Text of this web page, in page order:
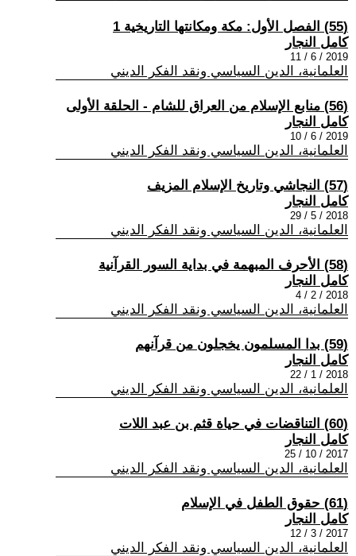
(55) الفصل الأول: مكة ومكانتها التاريخية 1
كامل النجار
2019 / 6 / 11
العلمانية، الدين السياسي ونقد الفكر الديني
(56) منابع الإسلام من العراق للشام - الحلقة الأولى
كامل النجار
2019 / 6 / 10
العلمانية، الدين السياسي ونقد الفكر الديني
(57) النجاشي وتاريخ الإسلام المزيف
كامل النجار
2018 / 5 / 29
العلمانية، الدين السياسي ونقد الفكر الديني
(58) الأحرف المبهمة في بداية السور القرآنية
كامل النجار
2018 / 2 / 4
العلمانية، الدين السياسي ونقد الفكر الديني
(59) بدا المسلمون يخجلون من قرآنهم
كامل النجار
2018 / 1 / 22
العلمانية، الدين السياسي ونقد الفكر الديني
(60) التناقضات في حياة قثم بن عبد اللات
كامل النجار
2017 / 10 / 25
العلمانية، الدين السياسي ونقد الفكر الديني
(61) حقوق الطفل في الإسلام
كامل النجار
2017 / 3 / 12
العلمانية، الدين السياسي ونقد الفكر الديني